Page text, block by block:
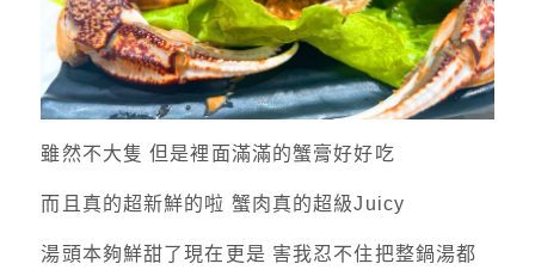
雖然不大隻 但是裡面滿滿的蟹膏好好吃
而且真的超新鮮的啦 蟹肉真的超級Juicy
湯頭本夠鮮甜了現在更是 害我忍不住把整鍋湯都